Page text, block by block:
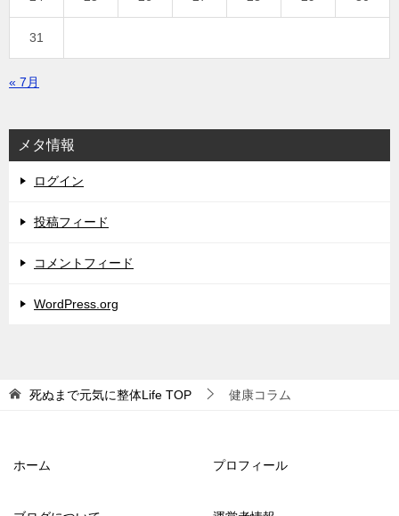
31
« 7月
メタ情報
ログイン
投稿フィード
コメントフィード
WordPress.org
死ぬまで元気に整体Life TOP 健康コラム
ホーム プロフィール